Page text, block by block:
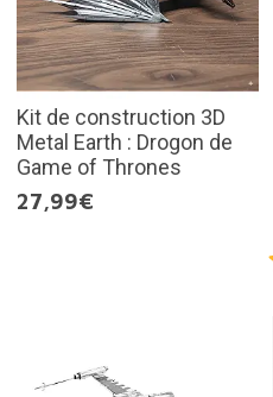
Kit de construction 3D
Metal Earth : Drogon de
Game of Thrones
27,99€